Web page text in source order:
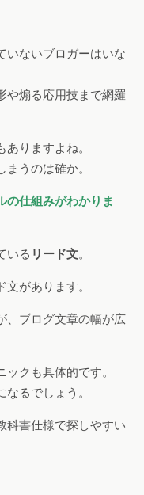
いないブロガーはいな
や煽る応用技まで網羅
りますよね。
うのは確か。
の仕組みがわかりま
いる リード文。
があります。
、ブログ文章の幅が広
クも具体的です。
るでしょう。
科書仕様で探しやすい